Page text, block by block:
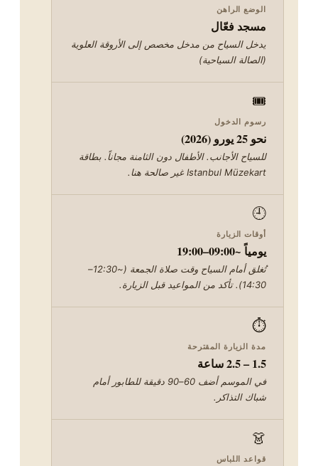
الوضع الراهن
مسجد فعّال
يدخل السياح من مدخل مخصص إلى الأروقة العلوية
(الصالة السياحية)
🎟️
رسوم الدخول
نحو 25 يورو (2026)
للسياح الأجانب. الأطفال دون الثامنة مجاناً. بطاقة
Istanbul Müzekart غير صالحة هنا.
🕘
أوقات الزيارة
يومياً ~09:00–19:00
تُغلق أمام السياح وقت صلاة الجمعة (~12:30–
14:30). تأكد من المواعيد قبل الزيارة.
⏱️
مدة الزيارة المقترحة
1.5 – 2.5 ساعة
في الموسم أضف 60–90 دقيقة للطابور أمام
شباك التذاكر.
👗
قواعد اللباس